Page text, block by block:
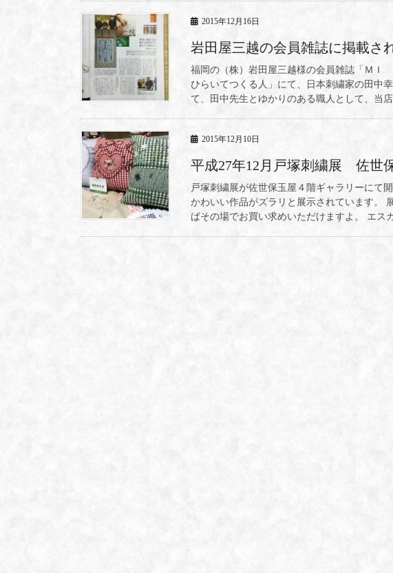
2015年12月16日
岩田屋三越の会員雑誌に掲載さ
福岡の（株）岩田屋三越様の会員雑誌「ＭＩ
ひらいてつくる人」にて、日本刺繍家の田中
て、田中先生とゆかりのある職人として、当
2015年12月10日
平成27年12月戸塚刺繍展 佐世
戸塚刺繍展が佐世保玉屋４階ギャラリーにて
かわいい作品がズラリと展示されています。
ばその場でお買い求めいただけますよ。 エ